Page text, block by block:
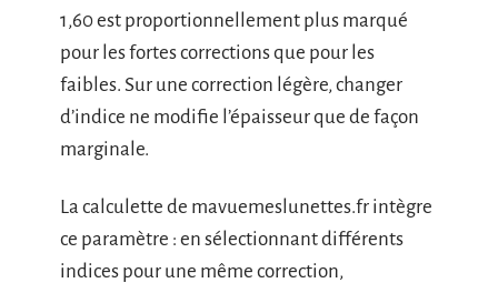
1,60 est proportionnellement plus marqué
pour les fortes corrections que pour les
faibles. Sur une correction légère, changer
d’indice ne modifie l’épaisseur que de façon
marginale.
La calculette de mavuemeslunettes.fr intègre
ce paramètre : en sélectionnant différents
indices pour une même correction,